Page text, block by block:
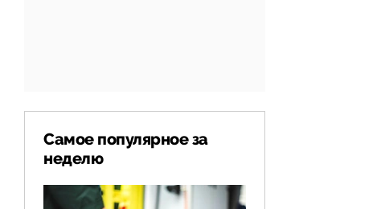
Самое популярное за
неделю